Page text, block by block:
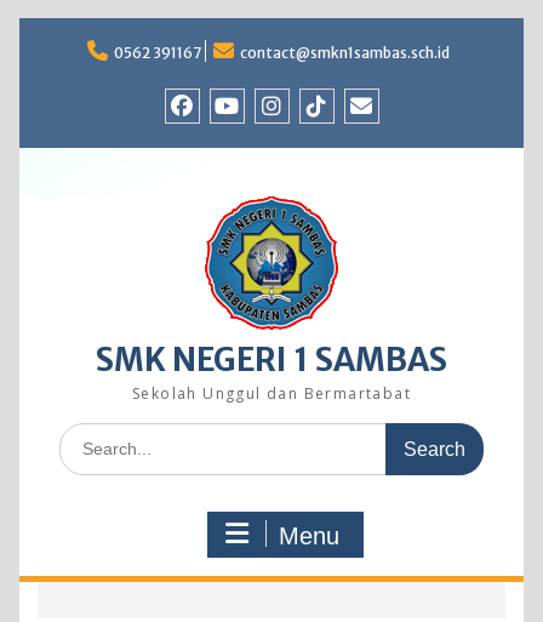
0562 391167 contact@smkn1sambas.sch.id
SMK NEGERI 1 SAMBAS
Sekolah Unggul dan Bermartabat
Search
for:
Menu